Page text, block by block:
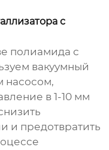
с
полиамида с
вакуумный
насосом,
в 1-10 мм
и предотвратить